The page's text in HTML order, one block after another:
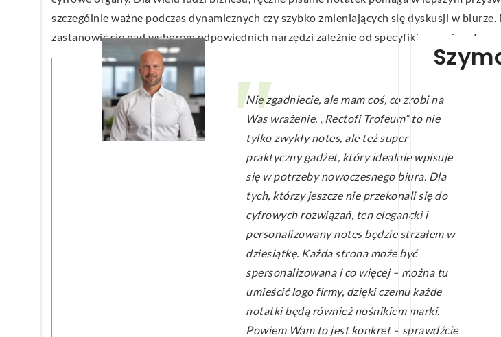
szczególnie ważne podczas dynamicznych czy szybko zmieniających się dyskusji w
zastanowić się nad wyborem odpowiednich narzędzi zależnie od specyfiki pracy i
Nie zgadniecie, ale mam coś, co zrobi na
Was wrażenie. „Rectofi Trofeum” to nie
tylko zwykły notes, ale też super
praktyczny gadżet, który idealnie wpisuje
się w potrzeby nowoczesnego biura. Dla
tych, którzy jeszcze nie przekonali się do
cyfrowych rozwiązań, ten elegancki i
personalizowany notes będzie strzałem w
dziesiątkę. Każda strona może być
spersonalizowana i co więcej – można tu
umieścić logo firmy, dzięki czemu każde
notatki będą również nośnikiem marki.
Powiem Wam to jest konkret – sprawdźcie